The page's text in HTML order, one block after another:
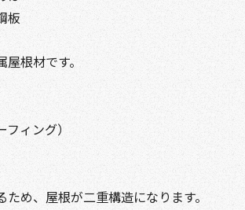
板
根材です。
ィング）
め、屋根が二重構造になります。